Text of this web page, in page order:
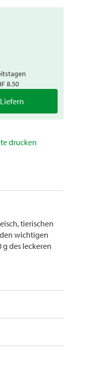
8.50
Liefern
drucken
tierischen
wichtigen
des leckeren